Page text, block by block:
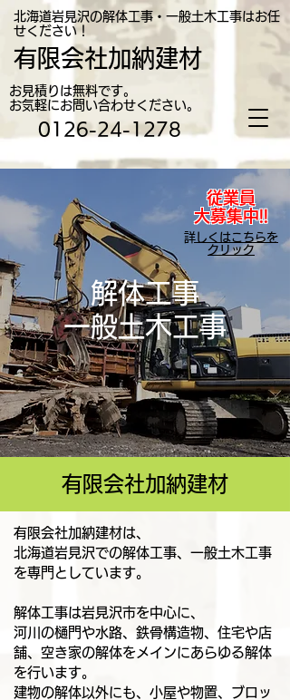
有限会社加納建材
0126-24-1278
北海道岩見沢の解体工事・一般土木工事はお任
せください！
お見積りは無料です。
​お気軽にお問い合わせください。
解体工事
一般土木工事
​詳しくはこちらを
クリック
従業員
​大募集中!!
有限会社加納建材
有限会社加納建材は、
北海道岩見沢での解体工事、一般土木工事
を専門としています。
解体工事は岩見沢市を中心に、
河川の樋門や水路、鉄骨構造物、住宅や店
舗、空き家の解体をメインにあらゆる解体
を行います。
建物の解体以外にも、小屋や物置、ブロッ